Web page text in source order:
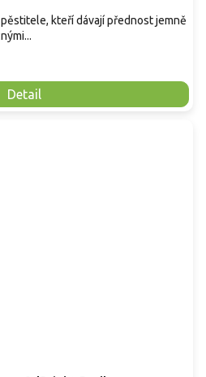
Detail
kteří dávají přednost jemně